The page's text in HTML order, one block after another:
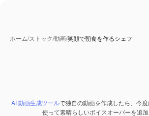
ホーム/ストック/動画/笑顔で朝食を作るシェフ
AI 動画生成ツールで独自の動画を作成したら、今度
使って素晴らしいボイスオーバーを追